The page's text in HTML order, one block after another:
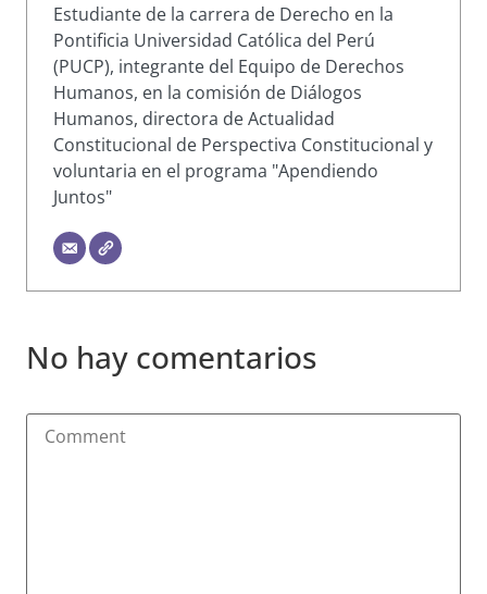
Estudiante de la carrera de Derecho en la
Pontificia Universidad Católica del Perú
(PUCP), integrante del Equipo de Derechos
Humanos, en la comisión de Diálogos
Humanos, directora de Actualidad
Constitucional de Perspectiva Constitucional y
voluntaria en el programa "Apendiendo
Juntos"
No hay comentarios